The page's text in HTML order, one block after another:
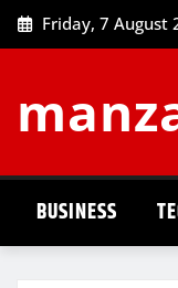
Skip
to
Friday, 7 August
BUSINESS